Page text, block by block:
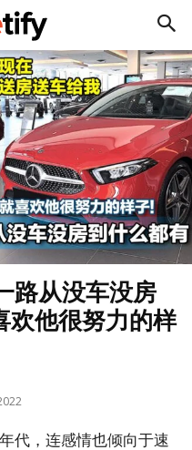
路从没车没房
欢他很努力的样
代，连感情也倾向于速